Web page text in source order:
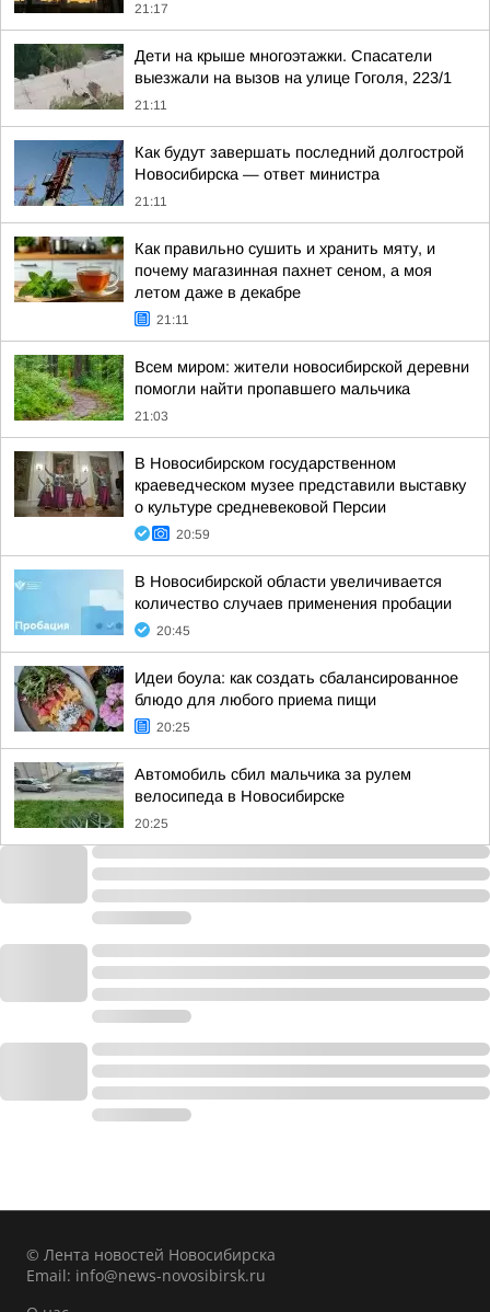
21:17
Дети на крыше многоэтажки. Спасатели
выезжали на вызов на улице Гоголя, 223/1
21:11
Как будут завершать последний долгострой
Новосибирска — ответ министра
21:11
Как правильно сушить и хранить мяту, и
почему магазинная пахнет сеном, а моя
летом даже в декабре
21:11
Всем миром: жители новосибирской деревни
помогли найти пропавшего мальчика
21:03
В Новосибирском государственном
краеведческом музее представили выставку
о культуре средневековой Персии
20:59
В Новосибирской области увеличивается
количество случаев применения пробации
20:45
Идеи боула: как создать сбалансированное
блюдо для любого приема пищи
20:25
Автомобиль сбил мальчика за рулем
велосипеда в Новосибирске
20:25
© Лента новостей Новосибирска
Email: info@news-novosibirsk.ru